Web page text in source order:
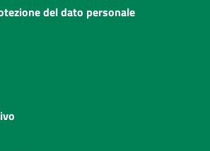
del dato personale